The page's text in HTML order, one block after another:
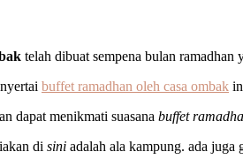
telah dibuat sempena bulan ramadhan
buffet ramadhan oleh casa ombak
dapat menikmati suasana buffet
di sini adalah ala kampung. ada juga